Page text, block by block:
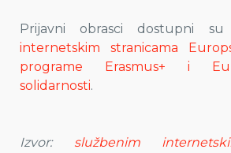
Prijavni obrasci dostupni
internetskim stranicama
programe Erasmus+ i
solidarnosti.
Izvor: službenim